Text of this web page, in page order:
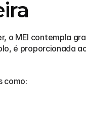
o MEI contempla
é proporcionada
como: